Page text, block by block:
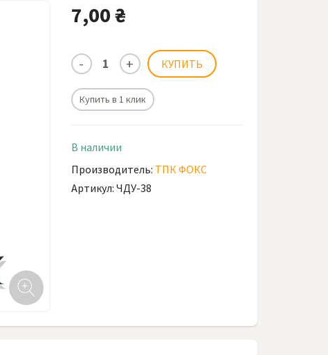
7,00 ₴
Купить в 1 клик
В наличии
Производитель: ТПК ФОКС
Артикул: ЧДУ-38